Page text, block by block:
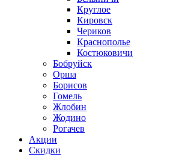
Круглое
Кировск
Чериков
Краснополье
Костюковичи
Бобруйск
Орша
Борисов
Гомель
Жлобин
Жодино
Рогачев
Акции
Скидки